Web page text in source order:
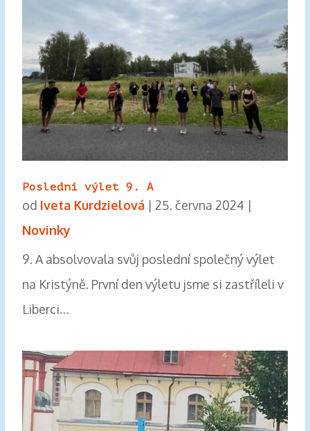
Poslední výlet 9. A
od Iveta Kurdzielová| 25. června 2024 |
Novinky
9. A absolvovala svůj poslední společný výlet
na Kristýně. První den výletu jsme si zastříleli v
Liberci…